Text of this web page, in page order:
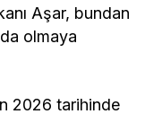
Aşar, bundan
olmaya
2026 tarihinde